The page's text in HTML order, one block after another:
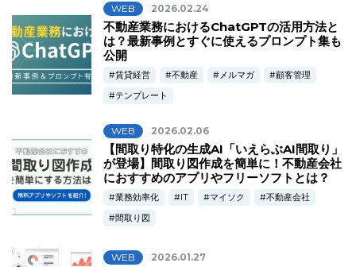
WEB 2026.02.24
不動産業務におけるChatGPTの活用方法と
は？最新事例とすぐに使えるプロンプト集も
公開
賃貸経営 不動産 メルマガ
顧客管理
テンプレート
WEB 2026.02.06
【間取り特化の生成AI「いえらぶAI間取り」
が登場】間取り図作成を簡単に！不動産会社
におすすめのアプリやフリーソフトとは？
業務効率化 IT マイソク
不動産会社
間取り図
WEB 2026.01.27